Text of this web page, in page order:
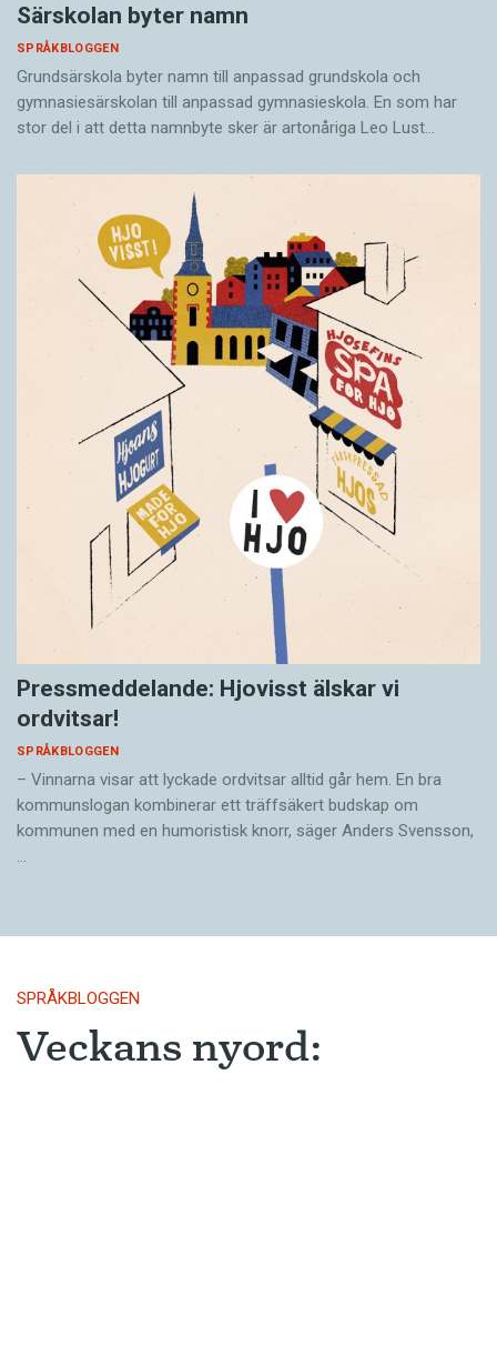
Särskolan byter namn
SPRÅKBLOGGEN
Grundsärskola byter namn till anpassad grundskola och
gymnasiesärskolan till anpassad gymnasieskola. En som har
stor del i att detta namnbyte sker är artonåriga Leo Lust…
Pressmeddelande: Hjovisst älskar vi
ordvitsar!
SPRÅKBLOGGEN
– Vinnarna visar att lyckade ordvitsar alltid går hem. En bra
kommunslogan kombinerar ett träffsäkert budskap om
kommunen med en humoristisk knorr, säger Anders Svensson,
…
SPRÅKBLOGGEN
Veckans nyord: